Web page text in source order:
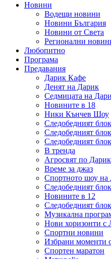
Новини
Водещи новини
Новини България
Новини от Света
Регионални
Любопитно
Програма
Предавания
Дарик Кафе
Денят на Дарик
Седмицата на
Новините в 18
Ники Кънчев Шоу
Следобедният
Следобедният
Следобедният
В тренда
Агросвят по Дарик
Време за джаз
Спортното шоу на
Следобедният блок
Новините в 12
Следобедният
Музикална
Нови хоризонти с
Спортни новини
Избрани моменти
Спортен маратон